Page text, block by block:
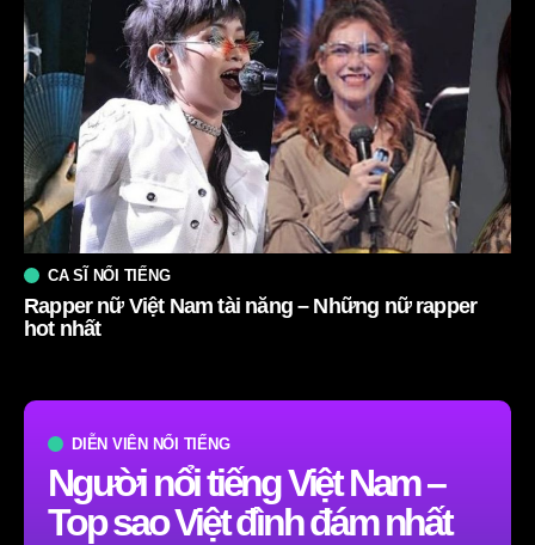
DIỄN VIÊN NỔI TIẾNG
Người nổi tiếng Việt Nam –
Top sao Việt đình đám nhất
CA SĨ NỔI TIẾNG
Rapper nữ Việt Nam tài năng – Những nữ rapper
hot nhất